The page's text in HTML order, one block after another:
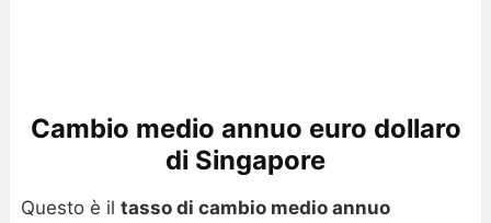
Cambio medio annuo euro dollaro
di Singapore
Questo è il tasso di cambio medio annuo